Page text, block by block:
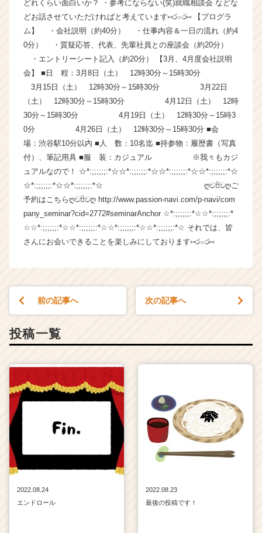
ラ
イ
ン】
ベ
ン
チ
ャ
長
企
業
か
ら
ス
カ
が
就
チ
キ
リ
e
r
どれくらい面白いか？ ・参考にならない(笑)就職相談会 などな
どお話させていただければと考えています⑅ර⌔ර⑅ 【プログラ
ム】 ・会社説明（約40分） ・仕事内容＆一日の流れ（約4
0分） ・質疑応答、代表、先輩社員との座談会（約20分）
・エントリーシート記入（約20分） 【3月、4月度会社説明
会】 ■日 程：3月8日（土） 12時30分～15時30分
3月15日（土） 12時30分～15時30分 3月22日
（土） 12時30分～15時30分 4月12日（土） 12時
30分～15時30分 4月19日（土） 12時30分～15時3
0分 4月26日（土） 12時30分～15時30分 ■会
場：渋谷駅10分以内 ■人 数：10名迄 ■持参物：履歴書（写真
付）、筆記用具 ■服 装：カジュアル ※我々もカジ
ュアルなので！ ☆*:;;;;;;:*☆☆*:;;;;;;:*☆☆*:;;;;;;:*☆☆*:;;;;;;:*☆
☆*:;;;;;;:*☆☆*:;;;;;;:*☆ ღවꇳවღご
予約はこちらღවꇳවღ http://www.passion-navi.com/p-navi/com
pany_seminar?cid=2772#seminarAnchor ☆*:;;;;;;:*☆☆*:;;;;;;:*
☆☆*:;;;;;;:*☆☆*:;;;;;;:*☆☆*:;;;;;;:*☆☆*:;;;;;;:*☆ それでは、皆
さんにお会いできることを楽しみにしております⑅ර⌔ර⑅
前の記事へ 次の記事へ
投稿一覧
2022.08.24
エンドロール
2022.08.23
最後の投稿です！